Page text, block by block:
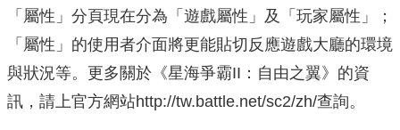
「屬性」分頁現在分為「遊戲屬性」及「玩家屬性」；
「屬性」的使用者介面將更能貼切反應遊戲大廳的環境
與狀況等。更多關於《星海爭霸II：自由之翼》的資
訊，請上官方網站http://tw.battle.net/sc2/zh/查詢。